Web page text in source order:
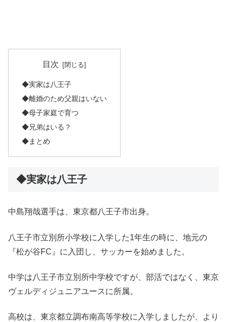
目次
◆実家は八王子
◆離婚のため父親はいない
◆母子家庭で育つ
◆兄弟はいる？
◆まとめ
◆実家は八王子
中島翔哉選手は、東京都八王子市出身。
八王子市立別所小学校に入学した1年生の時に、地元の
『松が谷FC』に入団し、サッカーを始めました。
中学は八王子市立別所中学校ですが、部活ではなく、東京
ヴェルディジュニアユースに所属。
高校は、東京都立調布南高等学校に入学しましたが、より